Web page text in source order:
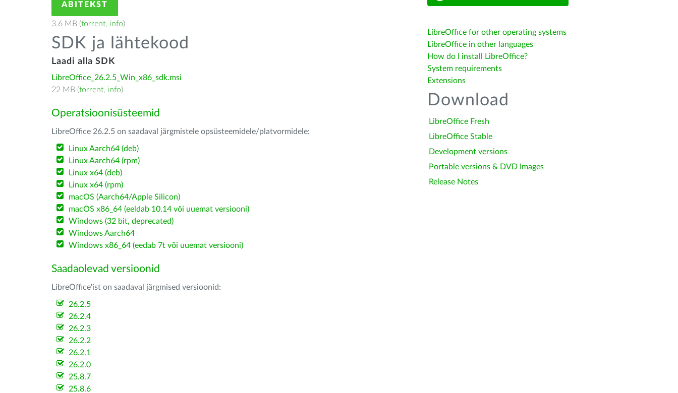
ABITEKST
3.6 MB (torrent, info)
SDK ja lähtekood
Laadi alla SDK
LibreOffice_26.2.5_Win_x86_sdk.msi
22 MB (torrent, info)
Operatsioonisüsteemid
LibreOffice 26.2.5 on saadaval järgmistele opsüsteemidele/platvormidele:
Linux Aarch64 (deb)
Linux Aarch64 (rpm)
Linux x64 (deb)
Linux x64 (rpm)
macOS (Aarch64/Apple Silicon)
macOS x86_64 (eeldab 10.14 või uuemat versiooni)
Windows (32 bit, deprecated)
Windows Aarch64
Windows x86_64 (eedab 7t või uuemat versiooni)
Saadaolevad versioonid
LibreOffice'ist on saadaval järgmised versioonid:
26.2.5
26.2.4
26.2.3
26.2.2
26.2.1
26.2.0
25.8.7
25.8.6
LibreOffice for other operating systems
LibreOffice in other languages
How do I install LibreOffice?
System requirements
Extensions
Download
LibreOffice Fresh
LibreOffice Stable
Development versions
Portable versions & DVD Images
Release Notes